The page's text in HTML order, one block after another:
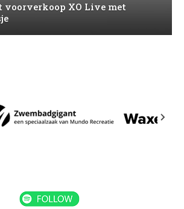
voorverkoop XO Live met